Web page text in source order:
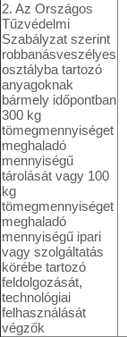
2. Az Országos
Tűzvédelmi
Szabályzat szerint
robbanásveszélyes
osztályba tartozó
anyagoknak
bármely időpontban
300 kg
tömegmennyiséget
meghaladó
mennyiségű
tárolását vagy 100
kg
tömegmennyiséget
meghaladó
mennyiségű ipari
vagy szolgáltatás
körébe tartozó
feldolgozását,
technológiai
felhasználását
végzők